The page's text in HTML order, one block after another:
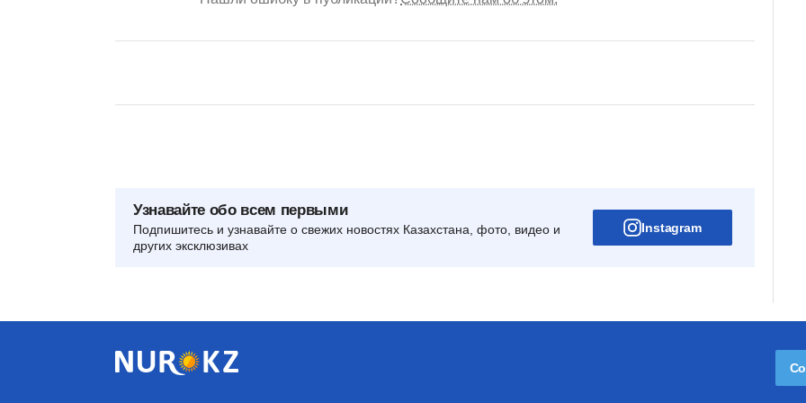
Узнавайте обо всем первыми
Подпишитесь и узнавайте о свежих новостях Казахстана, фото, видео и
других эксклюзивах
Instagram